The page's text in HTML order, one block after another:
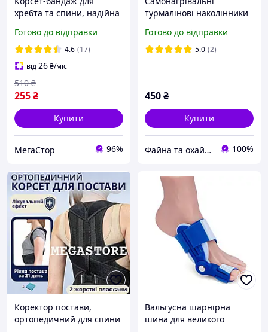
хребта та спини, надійна
виправлення постави і
зменшення
навантаження, унісекс
Готово до відправки
4.6 (17)
від26₴/міс
255₴
510 ₴
Купити
МегаСтор 96%
турмалінові наколінники
для колінного суглоба
Готово до відправки
5.0 (2)
450₴
Купити
Файна та охайна 100%
Коректор постави,
ортопедичний для спини
Вальгусна шарнірна
шина для великого